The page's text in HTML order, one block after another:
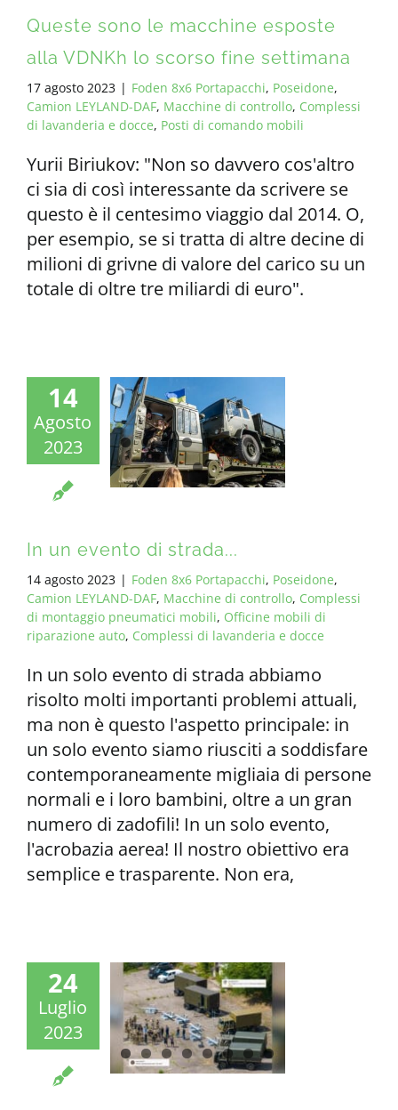
Queste sono le macchine esposte
alla VDNKh lo scorso fine settimana
17 agosto 2023 | Foden 8x6 Portapacchi, Poseidone,
Camion LEYLAND-DAF, Macchine di controllo, Complessi
di lavanderia e docce, Posti di comando mobili
Yurii Biriukov: "Non so davvero cos'altro
ci sia di così interessante da scrivere se
questo è il centesimo viaggio dal 2014. O,
per esempio, se si tratta di altre decine di
milioni di grivne di valore del carico su un
totale di oltre tre miliardi di euro".
14
Agosto
2023
In un evento di strada...
14 agosto 2023 | Foden 8x6 Portapacchi, Poseidone,
Camion LEYLAND-DAF, Macchine di controllo, Complessi
di montaggio pneumatici mobili, Officine mobili di
riparazione auto, Complessi di lavanderia e docce
In un solo evento di strada abbiamo
risolto molti importanti problemi attuali,
ma non è questo l'aspetto principale: in
un solo evento siamo riusciti a soddisfare
contemporaneamente migliaia di persone
normali e i loro bambini, oltre a un gran
numero di zadofili! In un solo evento,
l'acrobazia aerea! Il nostro obiettivo era
semplice e trasparente. Non era,
24
Luglio
2023